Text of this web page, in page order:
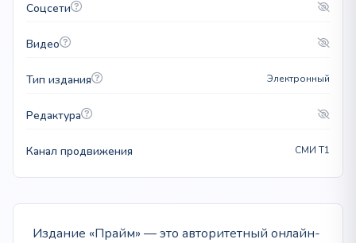
Соцсети
Видео
Тип издания Электронный
Редактура
Канал продвижения СМИ T1
Издание «Прайм» — это авторитетный онлайн-